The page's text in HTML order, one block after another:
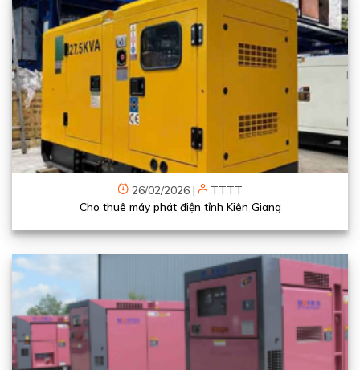
26/02/2026 |
TTTT
Cho thuê máy phát điện tỉnh Kiên Giang